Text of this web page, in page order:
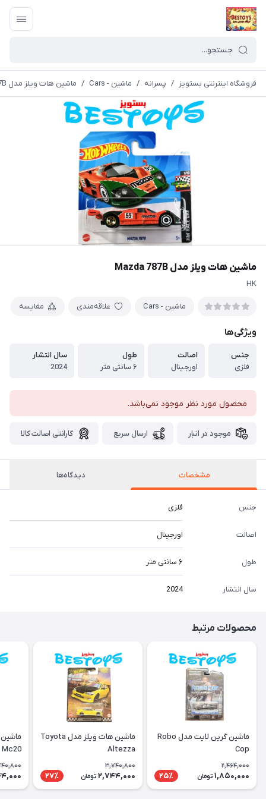
فروشگاه اینترنتی بستویز / پسرانه / ماشین - Cars / ماشین هات ویلز مدل Mazda 787B
ماشین هات ویلز مدل Mazda 787B
HK
ماشین - Cars علاقه‌مندی مقایسه
ویژگی‌ها
جنس
فلزی
اصالت
اورجینال
طول
۶ سانتی متر
سال انتشار
2024
محصول مورد نظر موجود نمی‌باشد.
موجود در انبار ارسال سریع گارانتی اصالت کالا
مشخصات دیدگاه‌ها
جنس فلزی
اصالت اورجینال
طول ۶ سانتی متر
سال انتشار 2024
محصولات مرتبط
ماشین گرین لایت مدل Robo
Cop
2,464,000
1,850,000 تومان 25٪
ماشین هات ویلز مدل Toyota
Altezza
3,740,800
2,744,000 تومان 27٪